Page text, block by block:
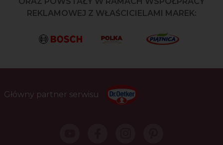
REKLAMOWEJ Z WŁAŚCICIELAMI MAREK:
Główny partner serwisu